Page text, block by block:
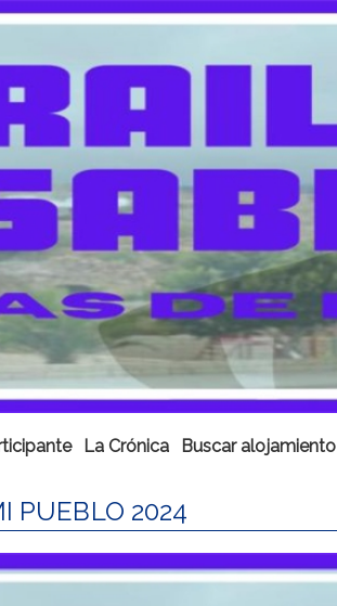
La Crónica Buscar alojamiento
PUEBLO 2024